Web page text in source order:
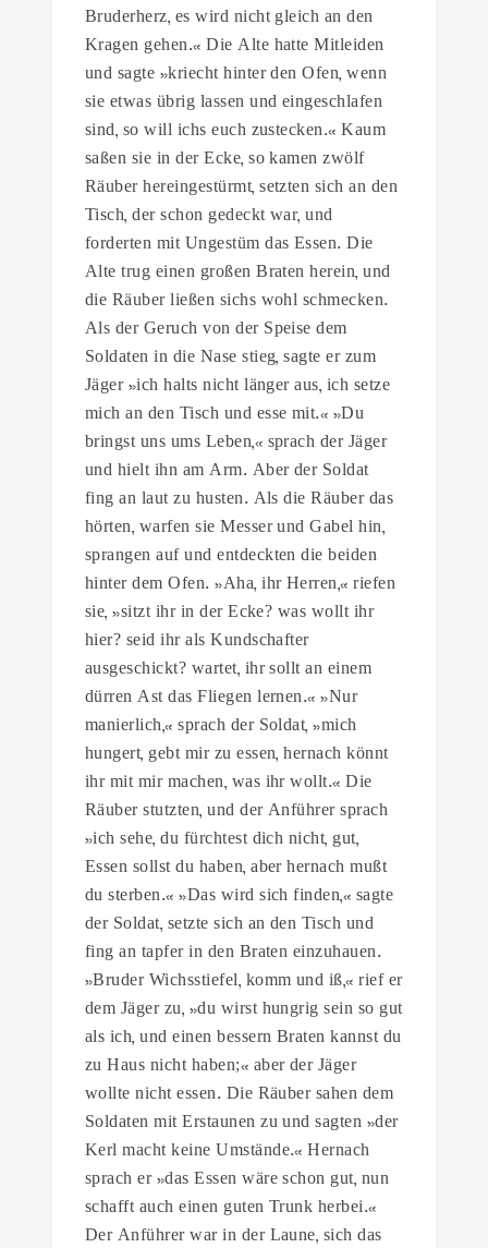
Bruderherz, es wird nicht gleich an den
Kragen gehen.« Die Alte hatte Mitleiden
und sagte »kriecht hinter den Ofen, wenn
sie etwas übrig lassen und eingeschlafen
sind, so will ichs euch zustecken.« Kaum
saßen sie in der Ecke, so kamen zwölf
Räuber hereingestürmt, setzten sich an den
Tisch, der schon gedeckt war, und
forderten mit Ungestüm das Essen. Die
Alte trug einen großen Braten herein, und
die Räuber ließen sichs wohl schmecken.
Als der Geruch von der Speise dem
Soldaten in die Nase stieg, sagte er zum
Jäger »ich halts nicht länger aus, ich setze
mich an den Tisch und esse mit.« »Du
bringst uns ums Leben,« sprach der Jäger
und hielt ihn am Arm. Aber der Soldat
fing an laut zu husten. Als die Räuber das
hörten, warfen sie Messer und Gabel hin,
sprangen auf und entdeckten die beiden
hinter dem Ofen. »Aha, ihr Herren,« riefen
sie, »sitzt ihr in der Ecke? was wollt ihr
hier? seid ihr als Kundschafter
ausgeschickt? wartet, ihr sollt an einem
dürren Ast das Fliegen lernen.« »Nur
manierlich,« sprach der Soldat, »mich
hungert, gebt mir zu essen, hernach könnt
ihr mit mir machen, was ihr wollt.« Die
Räuber stutzten, und der Anführer sprach
»ich sehe, du fürchtest dich nicht, gut,
Essen sollst du haben, aber hernach mußt
du sterben.« »Das wird sich finden,« sagte
der Soldat, setzte sich an den Tisch und
fing an tapfer in den Braten einzuhauen.
»Bruder Wichsstiefel, komm und iß,« rief er
dem Jäger zu, »du wirst hungrig sein so gut
als ich, und einen bessern Braten kannst du
zu Haus nicht haben;« aber der Jäger
wollte nicht essen. Die Räuber sahen dem
Soldaten mit Erstaunen zu und sagten »der
Kerl macht keine Umstände.« Hernach
sprach er »das Essen wäre schon gut, nun
schafft auch einen guten Trunk herbei.«
Der Anführer war in der Laune, sich das